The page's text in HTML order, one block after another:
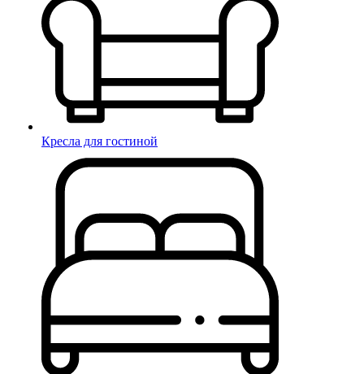
Кресла для гостиной